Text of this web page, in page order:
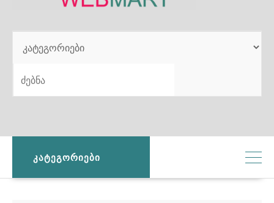
SEARCH
ᲙᲐᲢᲔᲒᲝᲠᲘᲔᲑᲘ